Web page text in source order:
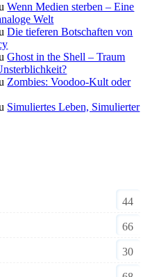
Wenn Medien sterben – Eine
Welt
Die tieferen Botschaften von
Ghost in the Shell – Traum
Zombies: Voodoo-Kult oder
Simuliertes Leben, Simulierter
44
66
30